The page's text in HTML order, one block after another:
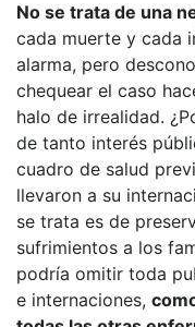
No se trata de una
cada muerte y cada
alarma, pero
chequear el caso
halo de irrealidad.
de tanto interés
cuadro de salud
llevaron a su
se trata es de
sufrimientos a los
podría omitir toda
e internaciones,